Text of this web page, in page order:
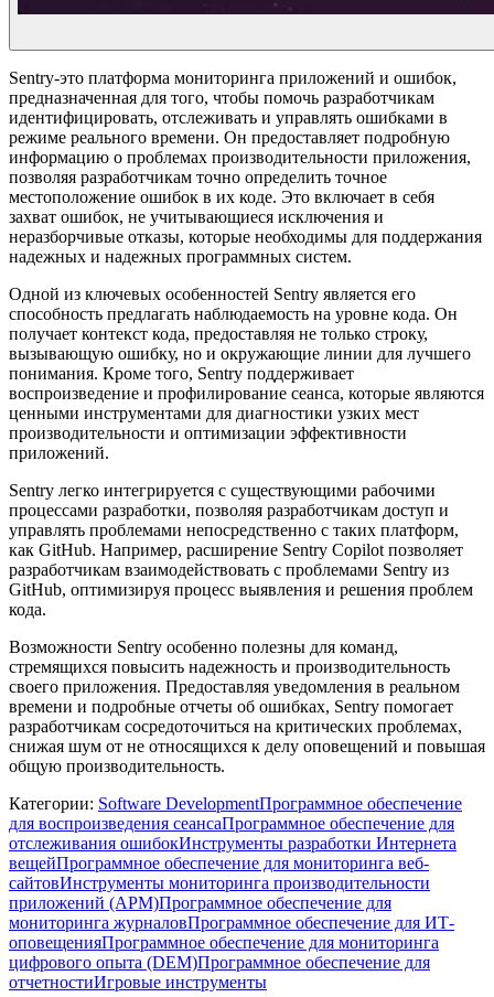
Sentry-это платформа мониторинга приложений и ошибок,
предназначенная для того, чтобы помочь разработчикам
идентифицировать, отслеживать и управлять ошибками в
режиме реального времени. Он предоставляет подробную
информацию о проблемах производительности приложения,
позволяя разработчикам точно определить точное
местоположение ошибок в их коде. Это включает в себя
захват ошибок, не учитывающиеся исключения и
неразборчивые отказы, которые необходимы для поддержания
надежных и надежных программных систем.
Одной из ключевых особенностей Sentry является его
способность предлагать наблюдаемость на уровне кода. Он
получает контекст кода, предоставляя не только строку,
вызывающую ошибку, но и окружающие линии для лучшего
понимания. Кроме того, Sentry поддерживает
воспроизведение и профилирование сеанса, которые являются
ценными инструментами для диагностики узких мест
производительности и оптимизации эффективности
приложений.
Sentry легко интегрируется с существующими рабочими
процессами разработки, позволяя разработчикам доступ и
управлять проблемами непосредственно с таких платформ,
как GitHub. Например, расширение Sentry Copilot позволяет
разработчикам взаимодействовать с проблемами Sentry из
GitHub, оптимизируя процесс выявления и решения проблем
кода.
Возможности Sentry особенно полезны для команд,
стремящихся повысить надежность и производительность
своего приложения. Предоставляя уведомления в реальном
времени и подробные отчеты об ошибках, Sentry помогает
разработчикам сосредоточиться на критических проблемах,
снижая шум от не относящихся к делу оповещений и повышая
общую производительность.
Категории: Software DevelopmentПрограммное обеспечение
для воспроизведения сеансаПрограммное обеспечение для
отслеживания ошибокИнструменты разработки Интернета
вещейПрограммное обеспечение для мониторинга веб-
сайтовИнструменты мониторинга производительности
приложений (APM)Программное обеспечение для
мониторинга журналовПрограммное обеспечение для ИТ-
оповещенияПрограммное обеспечение для мониторинга
цифрового опыта (DEM)Программное обеспечение для
отчетностиИгровые инструменты